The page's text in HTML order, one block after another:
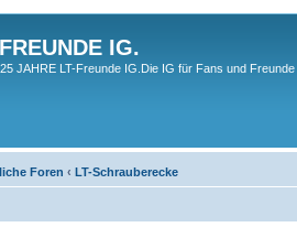
IG.
JAHRE LT-Freunde IG.Die IG für Fans und
Foren ‹ LT-Schrauberecke